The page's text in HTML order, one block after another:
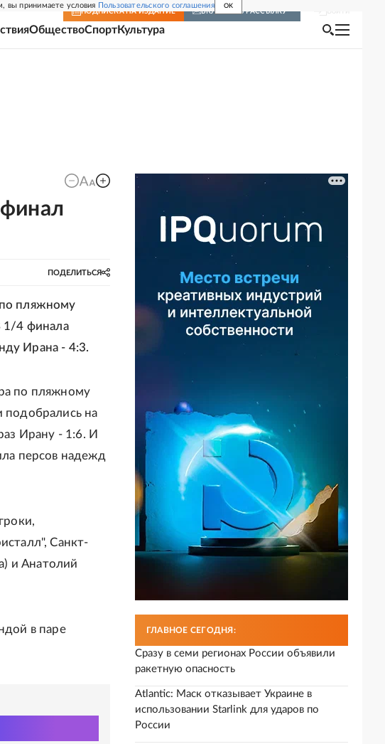
вы принимаете условия Пользовательского соглашения OK
ПОДПИСКА НА ИЗДАНИЕ ВКЛЮЧИТЬ РАССЫЛКУ
ОбществоСпортКультура
ПОДЕЛИТЬСЯ
пляжному
1/4 финала
Ирана - 4:3.
по пляжному
подобрались на
Ирану - 1:6. И
персов надежд
Санкт-
и Анатолий
в паре
ГЛАВНОЕ СЕГОДНЯ:
Сразу в семи регионах России объявили
ракетную опасность
Atlantic: Маск отказывает Украине в
использовании Starlink для ударов по
России